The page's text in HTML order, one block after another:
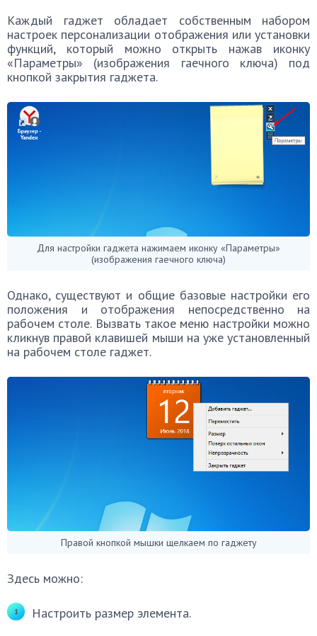
Каждый гаджет обладает собственным набором
настроек персонализации отображения или установки
функций, который можно открыть нажав иконку
«Параметры» (изображения гаечного ключа) под
кнопкой закрытия гаджета.
Для настройки гаджета нажимаем иконку «Параметры»
(изображения гаечного ключа)
Однако, существуют и общие базовые настройки его
положения и отображения непосредственно на
рабочем столе. Вызвать такое меню настройки можно
кликнув правой клавишей мыши на уже установленный
на рабочем столе гаджет.
Правой кнопкой мышки щелкаем по гаджету
Здесь можно:
Настроить размер элемента.